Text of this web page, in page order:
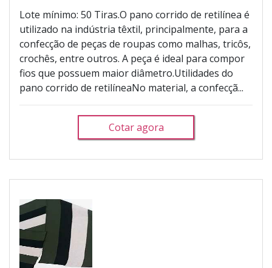
Lote mínimo: 50 Tiras.O pano corrido de retilínea é
utilizado na indústria têxtil, principalmente, para a
confecção de peças de roupas como malhas, tricôs,
crochês, entre outros. A peça é ideal para compor
fios que possuem maior diâmetro.Utilidades do
pano corrido de retilíneaNo material, a confecçã...
Cotar agora